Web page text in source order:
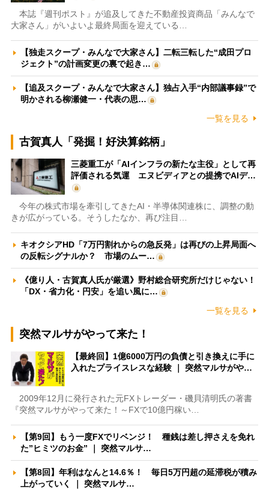
本誌『週刊ポスト』が追及してきた不動産投資商品「みんなで
大家さん」がいよいよ最終局面を迎えている…
【独走スクープ・みんなで大家さん】二転三転した“成田プロ
ジェクト”の計画変更の裏で起き…
【追及スクープ・みんなで大家さん】独占入手“内部議事録”で
明かされる柳瀬健一・代表の思…
一覧を見る
古賀真人「発掘！好決算銘柄」
三菱重工が「AIインフラの新たな主役」として再
評価される気運 エヌビディアとの提携でAIデ…
今年の株式市場を牽引してきたAI・半導体関連株に、調整の動
きが広がっている。そうしたなか、再び注目…
キオクシアHD「7万円割れからの急反発」は再びの上昇局面へ
の反転シグナルか？ 市場のムー…
《億り人・古賀真人氏が厳選》野村総合研究所だけじゃない！
「DX・省力化・円安」を追い風に…
一覧を見る
突然マルサがやって来た！
【最終回】1億6000万円の負債と引き換えに手に
入れたプライスレスな経験 ｜ 突然マルサがや…
2009年12月に発行された元FXトレーダー・磯貝清明氏の著書
『突然マルサがやって来た！～FXで10億円稼い…
【第9回】もう一度FXでリベンジ！ 種銭は差し押さえを免れ
た”ヒミツのお金” ｜ 突然マルサ…
【第8回】年利はなんと14.6％！ 毎日5万円超の延滞税が積み
上がっていく ｜ 突然マルサ…